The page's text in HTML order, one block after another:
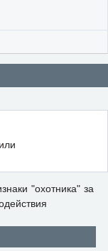
или
"охотника" за